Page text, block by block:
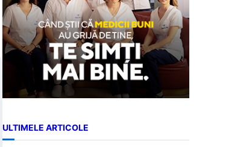
ULTIMELE ARTICOLE